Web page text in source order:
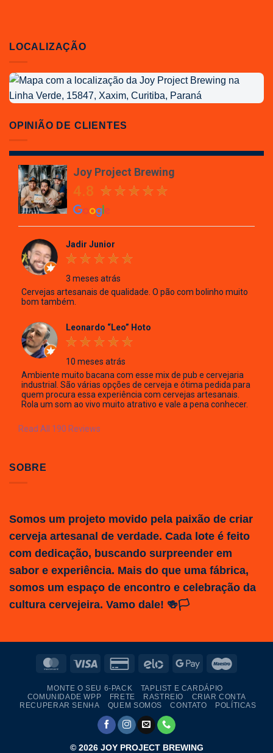
LOCALIZAÇÃO
Localização
da
Project
Brewing
OPINIÃO DE CLIENTES
Joy Project Brewing
4.8
Jadir Junior
3 meses atrás
Cervejas artesanais de qualidade. O pão com bolinho muito
bom também.
Leonardo “Leo” Hoto
10 meses atrás
Ambiente muito bacana com esse mix de pub e cervejaria
industrial. São várias opções de cerveja e ótima pedida para
quem procura essa experiência com cervejas artesanais.
Rola um som ao vivo muito atrativo e vale a pena conhecer.
Read All 190 Reviews
SOBRE
Somos um projeto movido pela paixão de criar
cerveja artesanal de verdade. Cada lote é feito
com dedicação, buscando surpreender em
sabor e experiência. Mais do que uma fábrica,
somos um espaço de encontro e celebração da
cultura cervejeira. Vamo dale! 🍻🏳️
MasterCardVisa
Credit
2
Elo
Google
MONTE O SEU 6-PACK
TAPLIST E CARDÁPIO
COMUNIDADE WPP
FRETE RASTREIO
CRIAR CONTA
RECUPERAR SENHA
QUEM SOMOS CONTATO POLÍTICAS
© 2026 JOY PROJECT BREWING